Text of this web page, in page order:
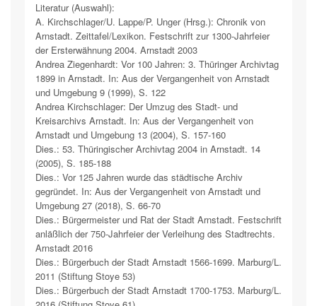
Literatur (Auswahl):
A. Kirchschlager/U. Lappe/P. Unger (Hrsg.): Chronik von
Arnstadt. Zeittafel/Lexikon. Festschrift zur 1300-Jahrfeier
der Ersterwähnung 2004. Arnstadt 2003
Andrea Ziegenhardt: Vor 100 Jahren: 3. Thüringer Archivtag
1899 in Arnstadt. In: Aus der Vergangenheit von Arnstadt
und Umgebung 9 (1999), S. 122
Andrea Kirchschlager: Der Umzug des Stadt- und
Kreisarchivs Arnstadt. In: Aus der Vergangenheit von
Arnstadt und Umgebung 13 (2004), S. 157-160
Dies.: 53. Thüringischer Archivtag 2004 in Arnstadt. 14
(2005), S. 185-188
Dies.: Vor 125 Jahren wurde das städtische Archiv
gegründet. In: Aus der Vergangenheit von Arnstadt und
Umgebung 27 (2018), S. 66-70
Dies.: Bürgermeister und Rat der Stadt Arnstadt. Festschrift
anläßlich der 750-Jahrfeier der Verleihung des Stadtrechts.
Arnstadt 2016
Dies.: Bürgerbuch der Stadt Arnstadt 1566-1699. Marburg/L.
2011 (Stiftung Stoye 53)
Dies.: Bürgerbuch der Stadt Arnstadt 1700-1753. Marburg/L.